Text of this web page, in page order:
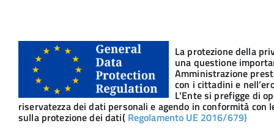
La protezione della
una questione
Amministrazione
con i cittadini e
L’Ente si prefigge di
riservatezza dei dati personali e agendo in conformità con
sulla protezione dei dati( Regolamento UE 2016/679)